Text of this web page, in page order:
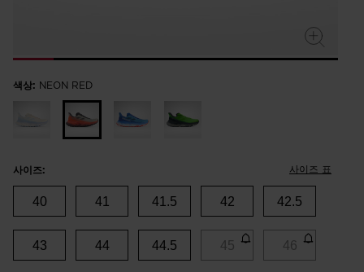
색상: NEON RED
사이즈: 사이즈 표
40 41 41.5 42 42.5
43 44 44.5 45 46